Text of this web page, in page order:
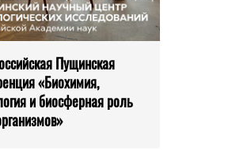
Пущинская
«Биохимия,
и биосферная роль